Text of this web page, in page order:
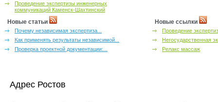
Проведение экспертизы инженерных
коммуникаций Каменск-Шахтинский
Новые статьи
Почему независимая экспертиза...
Как применять результаты независимой...
Проверка проектной документации:...
Новые ссылки
Проведение
Негосударственная
Релакс массаж
Адрес Ростов